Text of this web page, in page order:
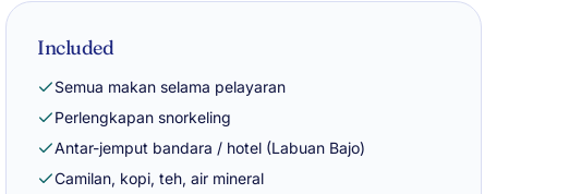
Included
Semua makan selama pelayaran
Perlengkapan snorkeling
Antar-jemput bandara / hotel (Labuan Bajo)
Camilan, kopi, teh, air mineral